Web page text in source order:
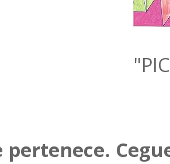
pertenece.